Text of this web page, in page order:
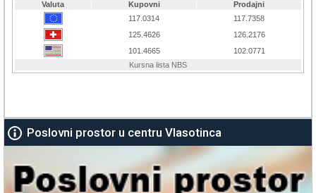
Poslovni prostor u centru Vlasotinca